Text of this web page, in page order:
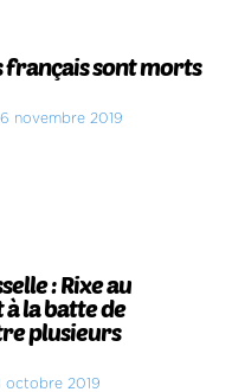
français sont morts
novembre 2019
: Rixe au
la batte de
plusieurs
octobre 2019